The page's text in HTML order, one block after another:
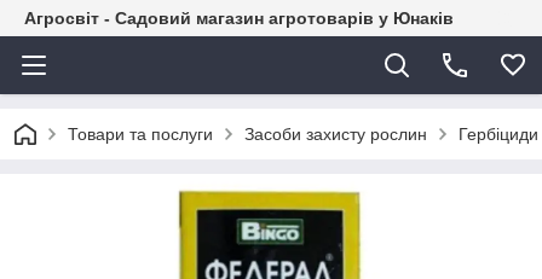
Агросвіт - Садовий магазин агротоварів у Юнаків
Товари та послуги Засоби захисту рослин Гербіциди